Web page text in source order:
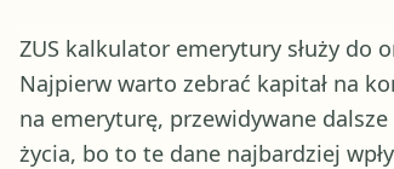
ZUS kalkulator emerytury służy do
Najpierw warto zebrać kapitał na
na emeryturę, przewidywane
życia, bo to te dane najbardziej